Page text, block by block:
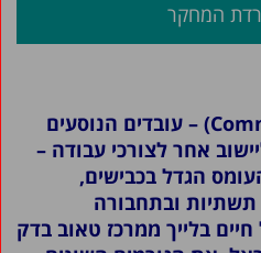
המחקר
– עובדים הנוסעים
אחר לצורכי עבודה –
הגדל בכבישים,
תשתיות ובתחבורה
בלייך ממרכז טאוב בדק